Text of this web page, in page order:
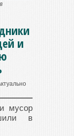
и
мусор
в